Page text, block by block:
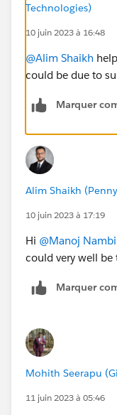
Technologies)
10 juin 2023 à 16:48
@Alim Shaikh
could be due to
Marquer
Alim Shaikh
10 juin 2023 à 17:19
Hi @Manoj
could very well be
Marquer
Mohith Seerapu
11 juin 2023 à 05:46